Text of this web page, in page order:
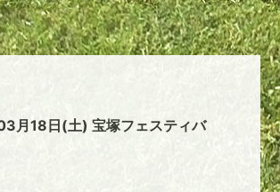
月18日(土) 宝塚フェスティバ